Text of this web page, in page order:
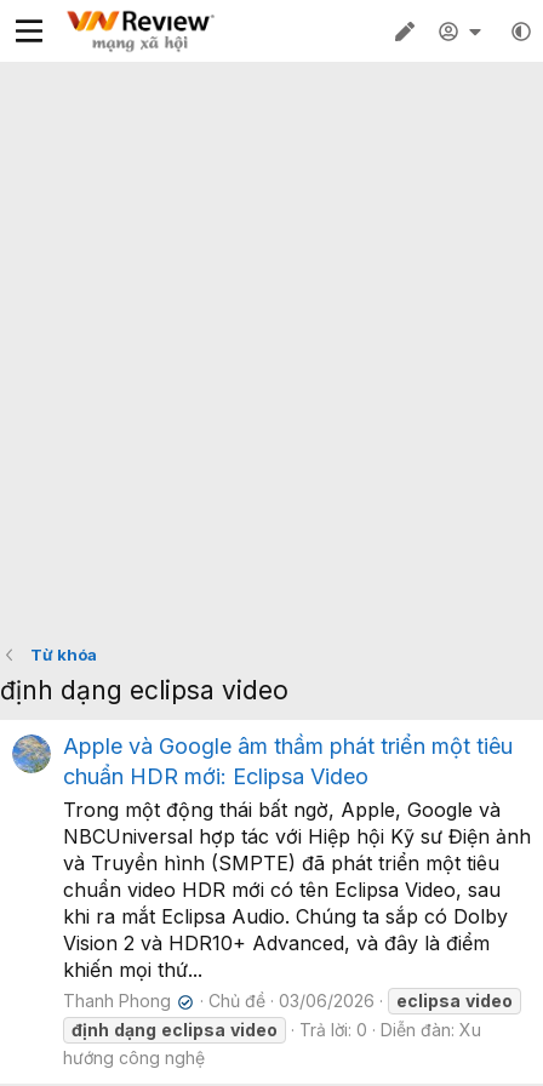
Từ khóa
định dạng eclipsa video
Apple và Google âm thầm phát triển một tiêu
chuẩn HDR mới: Eclipsa Video
Trong một động thái bất ngờ, Apple, Google và
NBCUniversal hợp tác với Hiệp hội Kỹ sư Điện ảnh
và Truyền hình (SMPTE) đã phát triển một tiêu
chuẩn video HDR mới có tên Eclipsa Video, sau
khi ra mắt Eclipsa Audio. Chúng ta sắp có Dolby
Vision 2 và HDR10+ Advanced, và đây là điểm
khiến mọi thứ...
Thanh Phong ✔ Chủ đề 03/06/2026 eclipsa video
định dạng eclipsa video Trả lời: 0 Diễn đàn: Xu
hướng công nghệ